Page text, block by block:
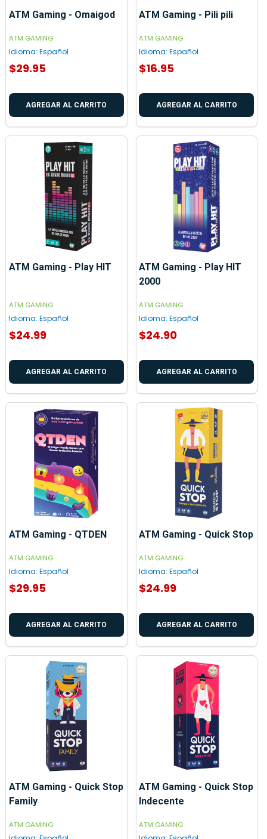
ATM Gaming - Omaigod
ATM GAMING
Idioma: Español
$29.95
AGREGAR AL CARRITO
ATM Gaming - Pili pili
ATM GAMING
Idioma: Español
$16.95
AGREGAR AL CARRITO
ATM Gaming - Play HIT
ATM GAMING
Idioma: Español
$24.99
AGREGAR AL CARRITO
ATM Gaming - Play HIT
2000
ATM GAMING
Idioma: Español
$24.90
AGREGAR AL CARRITO
ATM Gaming - QTDEN
ATM GAMING
Idioma: Español
$29.95
AGREGAR AL CARRITO
ATM Gaming - Quick Stop
ATM GAMING
Idioma: Español
$24.99
AGREGAR AL CARRITO
ATM Gaming - Quick Stop
Family
ATM GAMING
ATM Gaming - Quick Stop
Indecente
ATM GAMING